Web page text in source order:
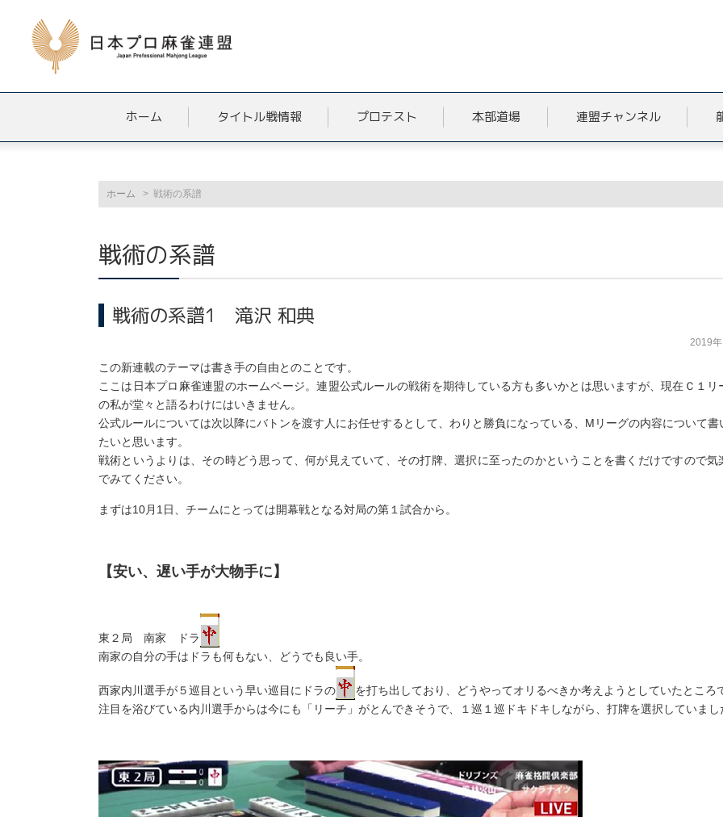
ホーム タイトル戦情報 プロテスト 本部道場 連盟チャンネル
ホーム 戦術の系譜
戦術の系譜
戦術の系譜1 滝沢 和典
2019
この新連載のテーマは書き手の自由とのことです。
ここは日本プロ麻雀連盟のホームページ。連盟公式ルールの戦術を期待している方も多いかとは思いますが、現在Ｃ１リ
の私が堂々と語るわけにはいきません。
公式ルールについては次以降にバトンを渡す人にお任せするとして、わりと勝負になっている、Мリーグの内容について書
たいと思います。
戦術というよりは、その時どう思って、何が見えていて、その打牌、選択に至ったのかということを書くだけですので気
でみてください。
まずは10月1日、チームにとっては開幕戦となる対局の第１試合から。
【安い、遅い手が大物手に】
東２局 南家 ドラ
南家の自分の手はドラも何もない、どうでも良い手。
西家内川選手が５巡目という早い巡目にドラの
を打ち出しており、どうやってオリるべきか考えようとしていたところ
注目を浴びている内川選手からは今にも「リーチ」がとんできそうで、１巡１巡ドキドキしながら、打牌を選択していまし